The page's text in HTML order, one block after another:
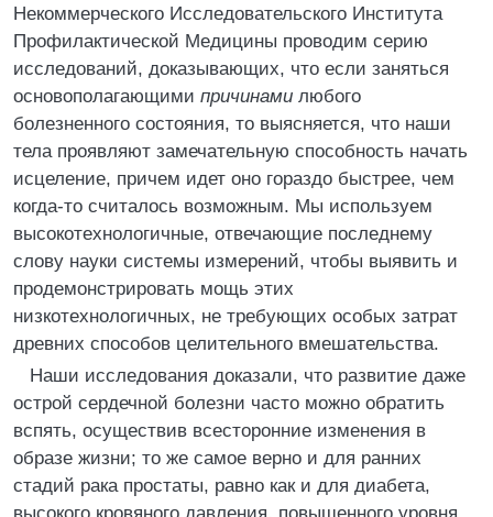
Некоммерческого Исследовательского Института
Профилактической Медицины проводим серию
исследований, доказывающих, что если заняться
основополагающими причинами любого
болезненного состояния, то выясняется, что наши
тела проявляют замечательную способность начать
исцеление, причем идет оно гораздо быстрее, чем
когда-то считалось возможным. Мы используем
высокотехнологичные, отвечающие последнему
слову науки системы измерений, чтобы выявить и
продемонстрировать мощь этих
низкотехнологичных, не требующих особых затрат
древних способов целительного вмешательства.
Наши исследования доказали, что развитие даже
острой сердечной болезни часто можно обратить
вспять, осуществив всесторонние изменения в
образе жизни; то же самое верно и для ранних
стадий рака простаты, равно как и для диабета,